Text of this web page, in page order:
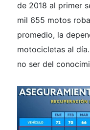
de 2018 al primer
mil 655 motos
promedio, la
motocicletas al
no ser del